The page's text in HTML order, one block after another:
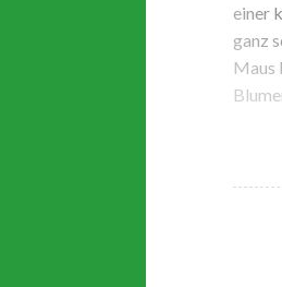
einer
ganz
Maus